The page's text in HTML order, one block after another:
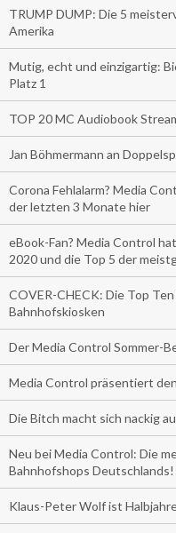
TRUMP DUMP: Die 5
Amerika
Mutig, echt und einzigartig:
Platz 1
TOP 20 MC Audiobook
Jan Böhmermann an
Corona Fehlalarm? Media
der letzten 3 Monate hier
eBook-Fan? Media Control
2020 und die Top 5 der
COVER-CHECK: Die Top
Bahnhofskiosken
Der Media Control Sommer-
Media Control präsentiert
Die Bitch macht sich nackig
Neu bei Media Control: Die
Bahnhofshops Deutschlands!
Klaus-Peter Wolf ist